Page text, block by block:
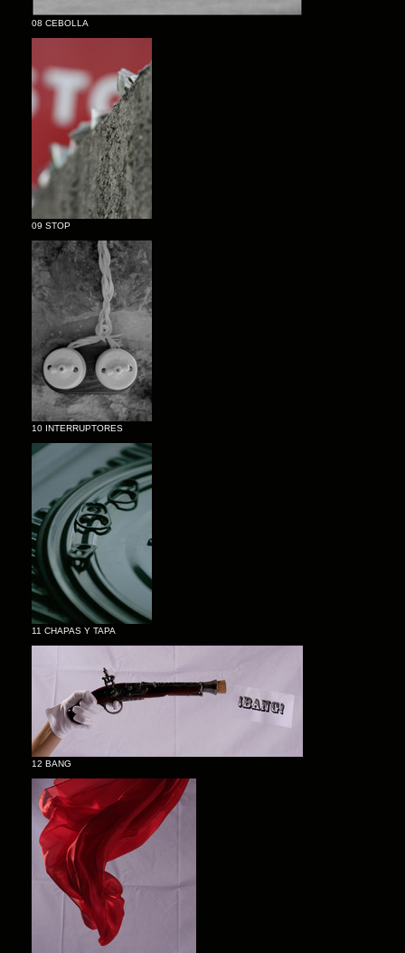
08 CEBOLLA
09 STOP
10 INTERRUPTORES
11 CHAPAS Y TAPA
12 BANG